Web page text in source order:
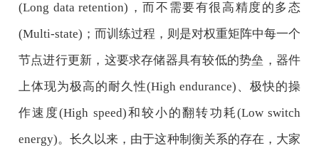
(Long data retention) ，而不需要有很高精度的多态
(Multi-state) ；而训练过程，则是对权重矩阵中每一个
节点进行更新，这要求存储器具有较低的势垒，器件
上体现为极高的耐久性(High endurance) 、极快的操
作速度(High speed)和较小的翻转功耗(Low switch
energy)。长久以来，由于这种制衡关系的存在，大家